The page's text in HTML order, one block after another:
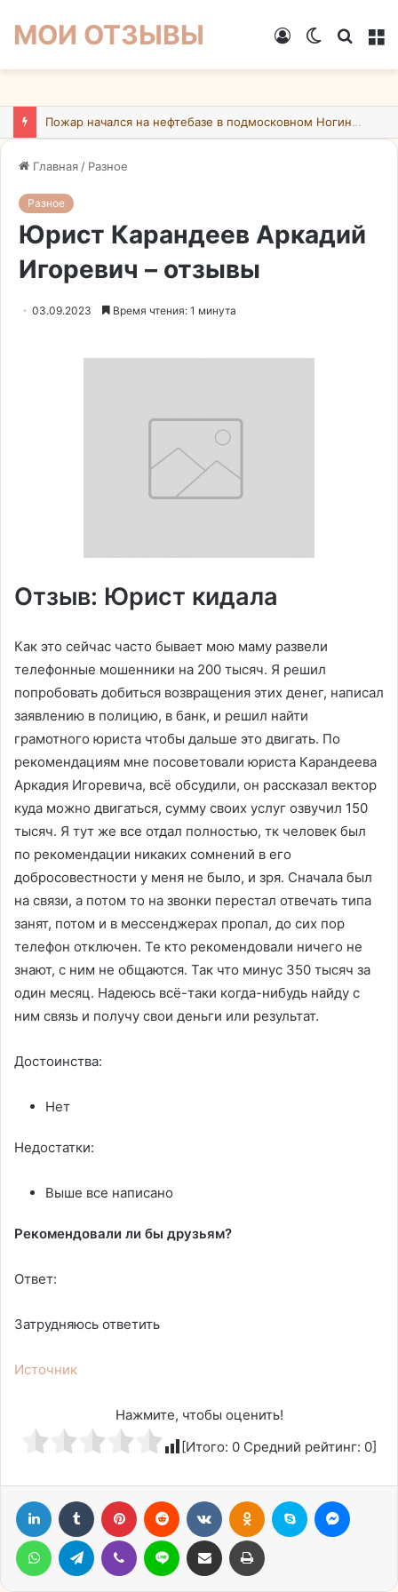
МОИ ОТЗЫВЫ
Switch
Войти
Пожар начался на нефтебазе в подмосковном Ногинске в результате атаки БПЛА ВСУ
Главная / Разное
Разное
Юрист Карандеев Аркадий
Игоревич – отзывы
03.09.2023 Время чтения: 1 минута
Отзыв: Юрист кидала
Как это сейчас часто бывает мою маму развели
телефонные мошенники на 200 тысяч. Я решил
попробовать добиться возвращения этих денег, написал
заявлению в полицию, в банк, и решил найти
грамотного юриста чтобы дальше это двигать. По
рекомендациям мне посоветовали юриста Карандеева
Аркадия Игоревича, всё обсудили, он рассказал вектор
куда можно двигаться, сумму своих услуг озвучил 150
тысяч. Я тут же все отдал полностью, тк человек был
по рекомендации никаких сомнений в его
добросовестности у меня не было, и зря. Сначала был
на связи, а потом то на звонки перестал отвечать типа
занят, потом и в мессенджерах пропал, до сих пор
телефон отключен. Те кто рекомендовали ничего не
знают, с ним не общаются. Так что минус 350 тысяч за
один месяц. Надеюсь всё-таки когда-нибудь найду с
ним связь и получу свои деньги или результат.
Достоинства:
Нет
Недостатки:
Выше все написано
Рекомендовали ли бы друзьям?
Ответ:
Затрудняюсь ответить
Источник
Нажмите, чтобы оценить!
[Итого: 0 Средний рейтинг: 0]
LinkedIn Tumblr Pinterest Reddit ВконтактеОдноклассники
Skype
WhatsAppTelegram Viber Line Поделиться через электронную почту Печатать